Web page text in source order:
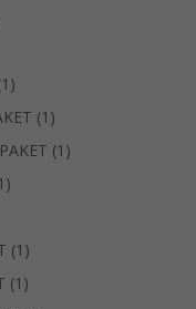
1 1
Produkt
1 1
Produkt
1 1
1
1 1
Produkt
1 1